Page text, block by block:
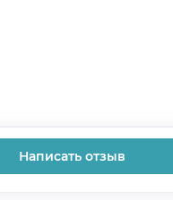
Написать отзыв